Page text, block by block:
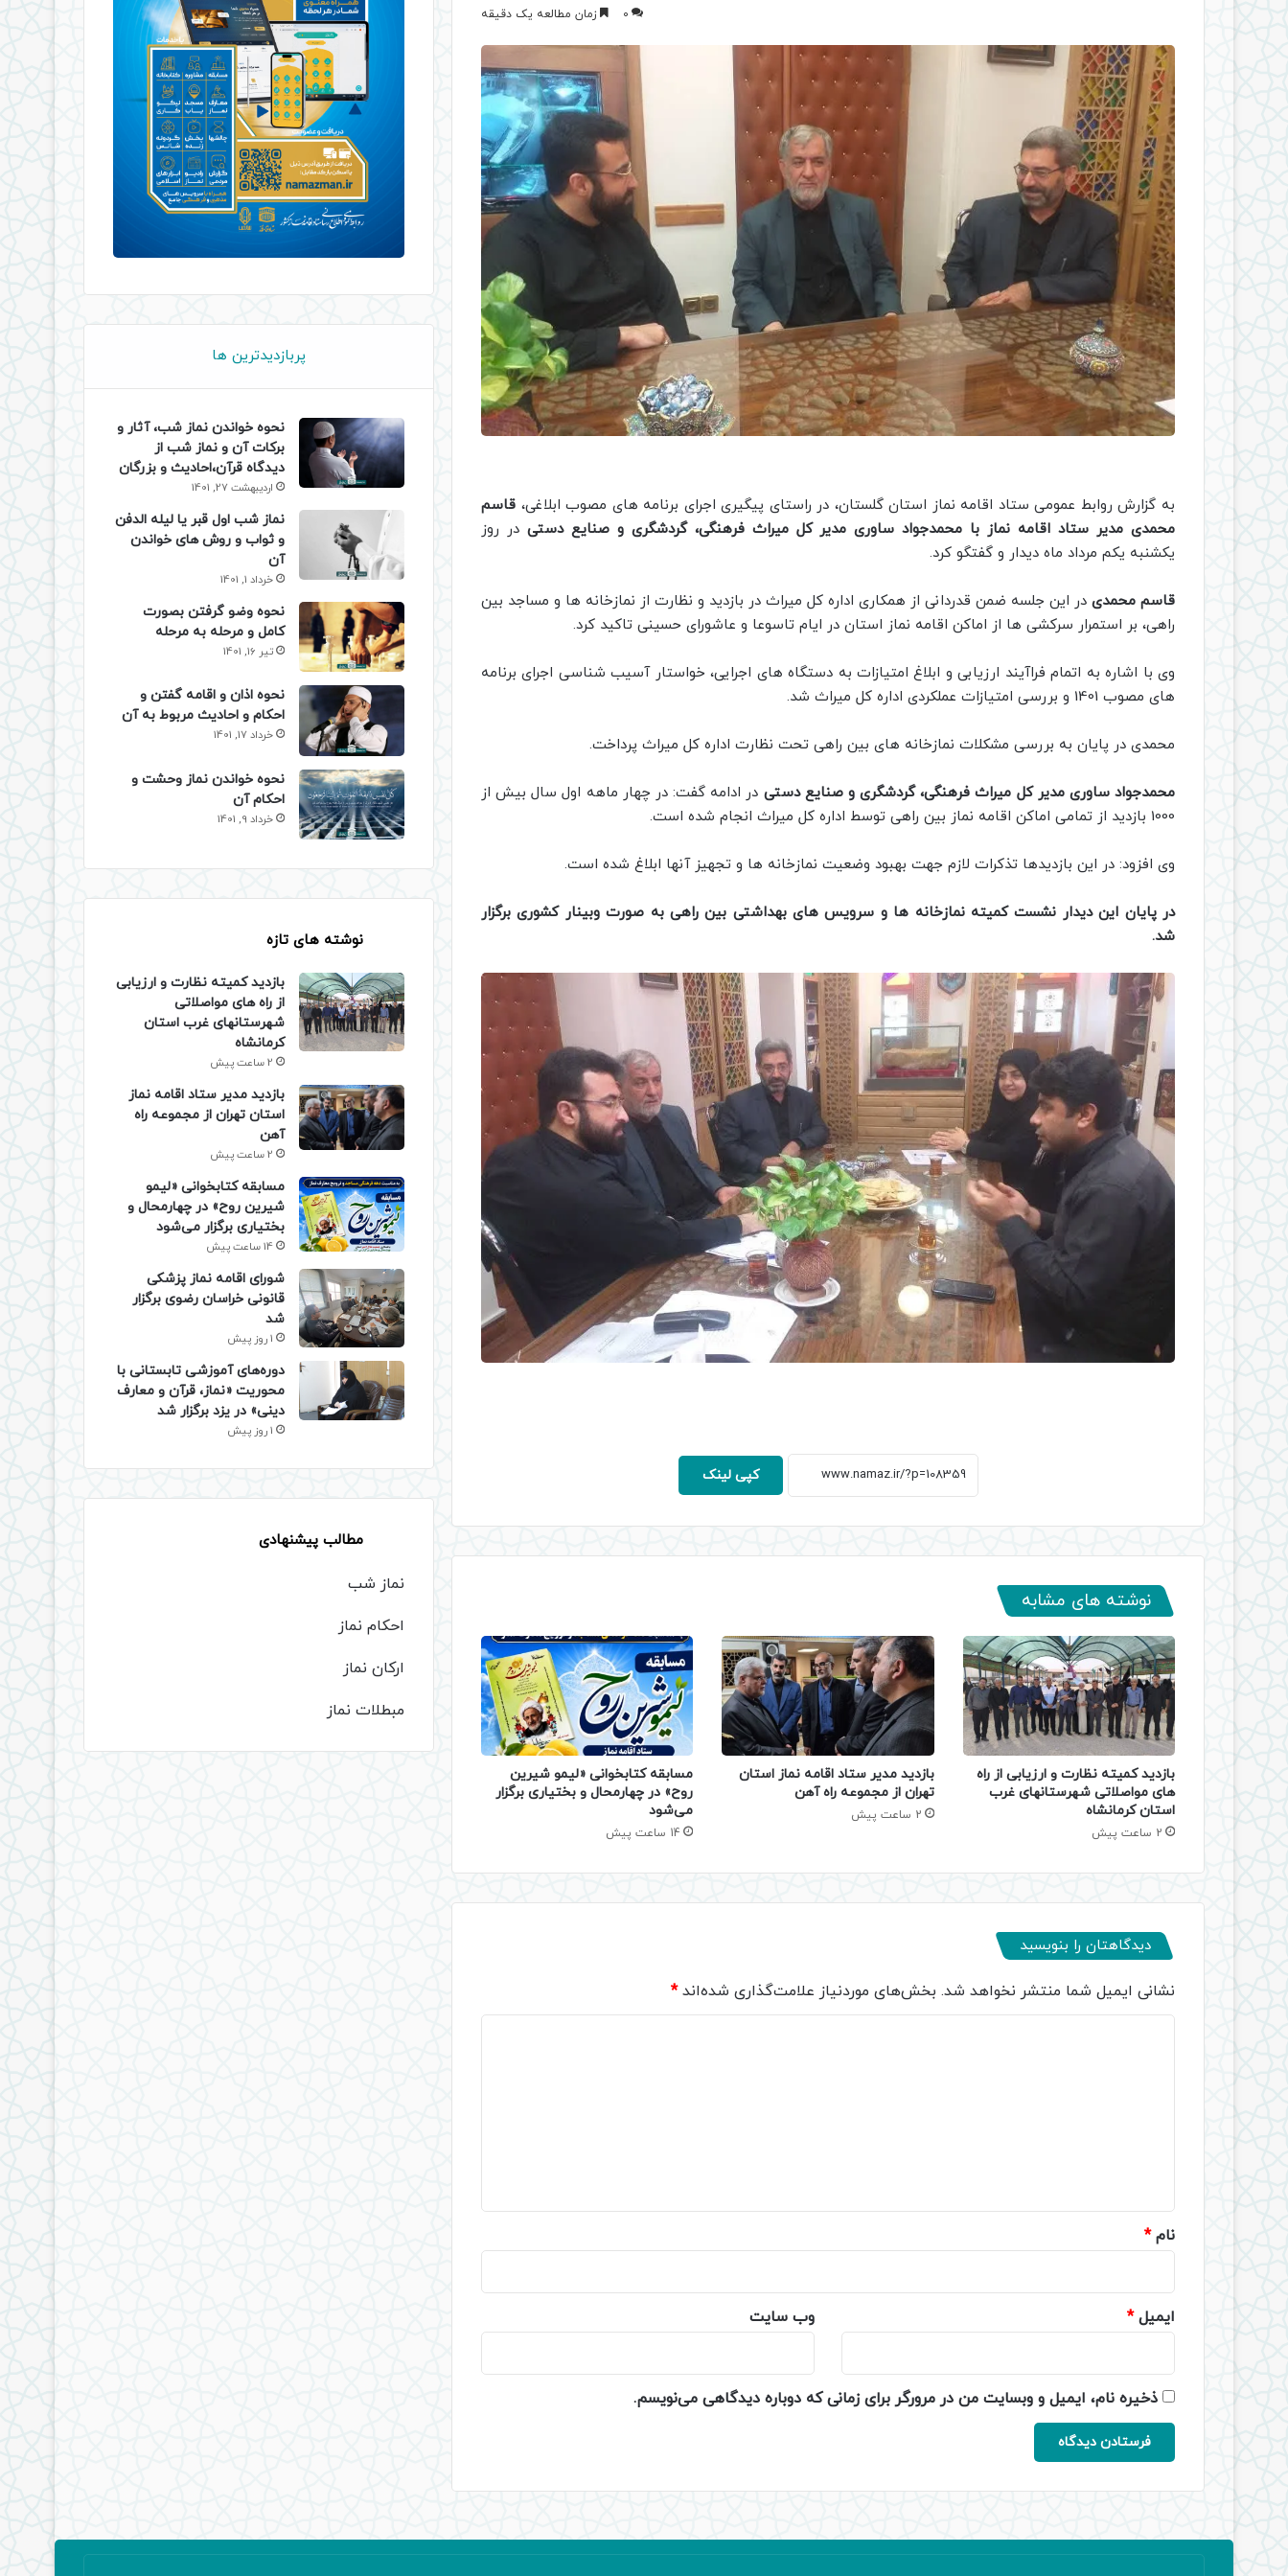
0 زمان مطالعه یک دقیقه
به گزارش روابط عمومی ستاد اقامه نماز استان گلستان، در راستای پیگیری اجرای برنامه های مصوب ابلاغی، قاسم
محمدی مدیر ستاد اقامه نماز با محمدجواد ساوری مدیر کل میراث فرهنگی، گردشگری و صنایع دستی در روز
یکشنبه یکم مرداد ماه دیدار و گفتگو کرد.
قاسم محمدی در این جلسه ضمن قدردانی از همکاری اداره کل میراث در بازدید و نظارت از نمازخانه ها و مساجد بین
راهی، بر استمرار سرکشی ها از اماکن اقامه نماز استان در ایام تاسوعا و عاشورای حسینی تاکید کرد.
وی با اشاره به اتمام فراآیند ارزیابی و ابلاغ امتیازات به دستگاه های اجرایی، خواستار آسیب شناسی اجرای برنامه
های مصوب 1401 و بررسی امتیازات عملکردی اداره کل میراث شد.
محمدی در پایان به بررسی مشکلات نمازخانه های بین راهی تحت نظارت اداره کل میراث پرداخت.
محمدجواد ساوری مدیر کل میراث فرهنگی، گردشگری و صنایع دستی در ادامه گفت: در چهار ماهه اول سال بیش از
1000 بازدید از تمامی اماکن اقامه نماز بین راهی توسط اداره کل میراث انجام شده است.
وی افزود: در این بازدیدها تذکرات لازم جهت بهبود وضعیت نمازخانه ها و تجهیز آنها ابلاغ شده است.
در پایان این دیدار نشست کمیته نمازخانه ها و سرویس های بهداشتی بین راهی به صورت وبینار کشوری برگزار
شد.
کپی لینک
نوشته های مشابه
بازدید کمیته نظارت و ارزیابی از راه
های مواصلاتی شهرستانهای غرب
استان کرمانشاه
2 ساعت پیش
بازدید مدیر ستاد اقامه نماز استان
تهران از مجموعه راه آهن
2 ساعت پیش
مسابقه کتابخوانی «لیمو شیرین
روح» در چهارمحال و بختیاری برگزار
می‌شود
14 ساعت پیش
دیدگاهتان را بنویسید
نشانی ایمیل شما منتشر نخواهد شد. بخش‌های موردنیاز علامت‌گذاری شده‌اند*
نام*
ایمیل* وب‌ سایت
ذخیره نام، ایمیل و وبسایت من در مرورگر برای زمانی که دوباره دیدگاهی می‌نویسم.
پربازدیدترین ها
نحوه خواندن نماز شب، آثار و
برکات آن و نماز شب از
دیدگاه قرآن،احادیث و بزرگان
اردیبهشت 27, 1401
نماز شب اول قبر یا لیله الدفن
و ثواب و روش های خواندن
آن
خرداد 1, 1401
نحوه وضو گرفتن بصورت
کامل و مرحله به مرحله
تیر 16, 1401
نحوه اذان و اقامه گفتن و
احکام و احادیث مربوط به آن
خرداد 17, 1401
نحوه خواندن نماز وحشت و
احکام آن
خرداد 9, 1401
نوشته های تازه
بازدید کمیته نظارت و ارزیابی
از راه های مواصلاتی
شهرستانهای غرب استان
کرمانشاه
2 ساعت پیش
بازدید مدیر ستاد اقامه نماز
استان تهران از مجموعه راه
آهن
2 ساعت پیش
مسابقه کتابخوانی «لیمو
شیرین روح» در چهارمحال و
بختیاری برگزار می‌شود
14 ساعت پیش
شورای اقامه نماز پزشکی
قانونی خراسان رضوی برگزار
شد
1 روز پیش
دوره‌های آموزشی تابستانی با
محوریت «نماز، قرآن و معارف
دینی» در یزد برگزار شد
1 روز پیش
مطالب پیشنهادی
نماز شب
احکام نماز
ارکان نماز
مبطلات نماز